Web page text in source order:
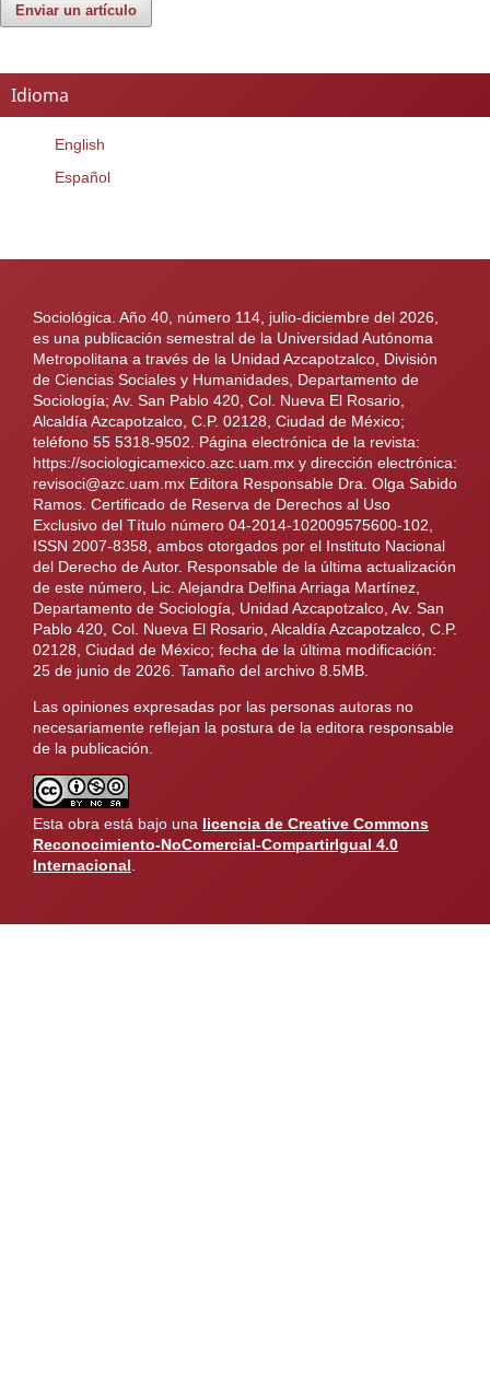
Enviar un artículo
Idioma
English
Español
Sociológica. Año 40, número 114, julio-diciembre del 2026,
es una publicación semestral de la Universidad Autónoma
Metropolitana a través de la Unidad Azcapotzalco, División
de Ciencias Sociales y Humanidades, Departamento de
Sociología; Av. San Pablo 420, Col. Nueva El Rosario,
Alcaldía Azcapotzalco, C.P. 02128, Ciudad de México;
teléfono 55 5318-9502. Página electrónica de la revista:
https://sociologicamexico.azc.uam.mx y dirección electrónica:
revisoci@azc.uam.mx Editora Responsable Dra. Olga Sabido
Ramos. Certificado de Reserva de Derechos al Uso
Exclusivo del Título número 04-2014-102009575600-102,
ISSN 2007-8358, ambos otorgados por el Instituto Nacional
del Derecho de Autor. Responsable de la última actualización
de este número, Lic. Alejandra Delfina Arriaga Martínez,
Departamento de Sociología, Unidad Azcapotzalco, Av. San
Pablo 420, Col. Nueva El Rosario, Alcaldía Azcapotzalco, C.P.
02128, Ciudad de México; fecha de la última modificación:
25 de junio de 2026. Tamaño del archivo 8.5MB.
Las opiniones expresadas por las personas autoras no
necesariamente reflejan la postura de la editora responsable
de la publicación.
Esta obra está bajo una licencia de Creative Commons
Reconocimiento-NoComercial-CompartirIgual 4.0
Internacional.